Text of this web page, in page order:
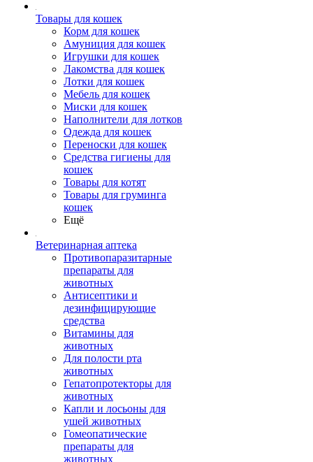
Товары для кошек
Корм для кошек
Амуниция для кошек
Игрушки для кошек
Лакомства для кошек
Лотки для кошек
Мебель для кошек
Миски для кошек
Наполнители для лотков
Одежда для кошек
Переноски для кошек
Средства гигиены для
кошек
Товары для котят
Товары для груминга
кошек
Ещё
Ветеринарная аптека
Противопаразитарные
препараты для
животных
Антисептики и
дезинфицирующие
средства
Витамины для
животных
Для полости рта
животных
Гепатопротекторы для
животных
Капли и лосьоны для
ушей животных
Гомеопатические
препараты для
животных